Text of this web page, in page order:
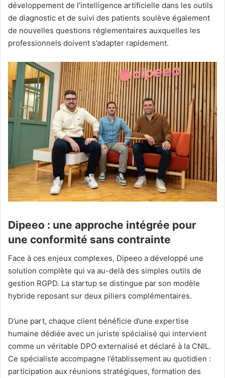
développement de l’intelligence artificielle dans les outils
de diagnostic et de suivi des patients soulève également
de nouvelles questions réglementaires auxquelles les
professionnels doivent s’adapter rapidement.
Dipeeo : une approche intégrée pour
une conformité sans contrainte
Face à ces enjeux complexes, Dipeeo a développé une
solution complète qui va au-delà des simples outils de
gestion RGPD. La startup se distingue par son modèle
hybride reposant sur deux piliers complémentaires.
D’une part, chaque client bénéficie d’une expertise
humaine dédiée avec un juriste spécialisé qui intervient
comme un véritable DPO externalisé et déclaré à la CNIL.
Ce spécialiste accompagne l’établissement au quotidien :
participation aux réunions stratégiques, formation des